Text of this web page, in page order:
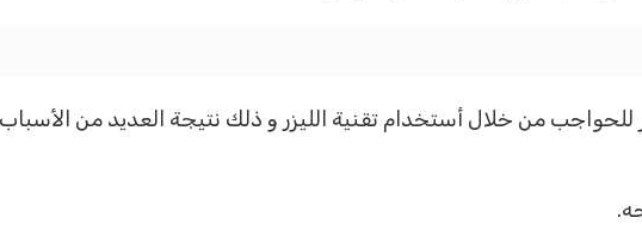
من خلال أستخدام تقنية الليزر و ذلك نتيجة العديد من الأسباب